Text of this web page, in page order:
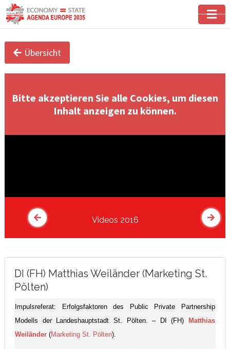
Übersicht
Bitte akzeptieren Sie alle Cookies, um diesen
Inhalt anzeigen zu können.
Videos 2016
DI (FH) Matthias Weiländer (Marketing St.
Pölten)
Impulsreferat: Erfolgsfaktoren des Public Private Partnership
Modells der Landeshauptstadt St. Pölten. – DI (FH)
Matthias
Weiländer (Marketing St. Pölten).